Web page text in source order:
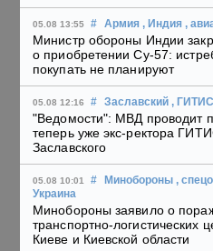
05.08 13:55 # Армия , Индия ,
Министр обороны Индии
о приобретении Су-57:
покупать не планируют
05.08 12:16 # Заславский , ГИТИС
"Ведомости": МВД проводит
теперь уже экс-ректора
Заславского
05.08 10:01 # Минобороны ,
Украина
Минобороны заявило о
транспортно-логистических
Киеве и Киевской области